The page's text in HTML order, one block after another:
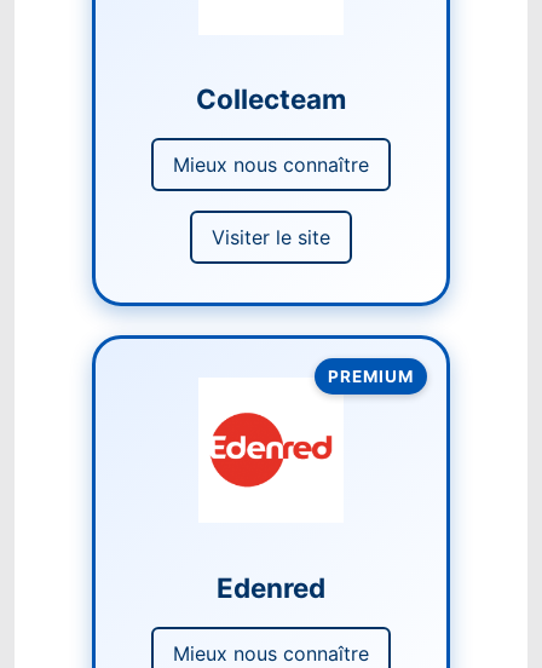
Collecteam
Mieux nous connaître
Visiter le site
PREMIUM
Edenred
Mieux nous connaître